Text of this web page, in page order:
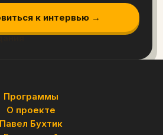
к интервью →
Программы
О проекте
Павел Бухтик